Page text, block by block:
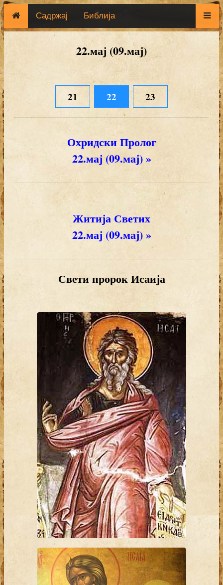
Садржај Библија
22.мај (09.мај)
21 22 23
Охридски Пролог
22.мај (09.мај) »
Житија Светих
22.мај (09.мај) »
Свети пророк Исаија